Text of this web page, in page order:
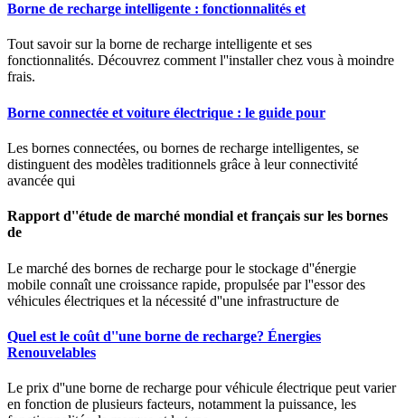
Borne de recharge intelligente : fonctionnalités et
Tout savoir sur la borne de recharge intelligente et ses
fonctionnalités. Découvrez comment l''installer chez vous à moindre
frais.
Borne connectée et voiture électrique : le guide pour
Les bornes connectées, ou bornes de recharge intelligentes, se
distinguent des modèles traditionnels grâce à leur connectivité
avancée qui
Rapport d''étude de marché mondial et français sur les bornes
de
Le marché des bornes de recharge pour le stockage d''énergie
mobile connaît une croissance rapide, propulsée par l''essor des
véhicules électriques et la nécessité d''une infrastructure de
Quel est le coût d''une borne de recharge? Énergies
Renouvelables
Le prix d''une borne de recharge pour véhicule électrique peut varier
en fonction de plusieurs facteurs, notamment la puissance, les